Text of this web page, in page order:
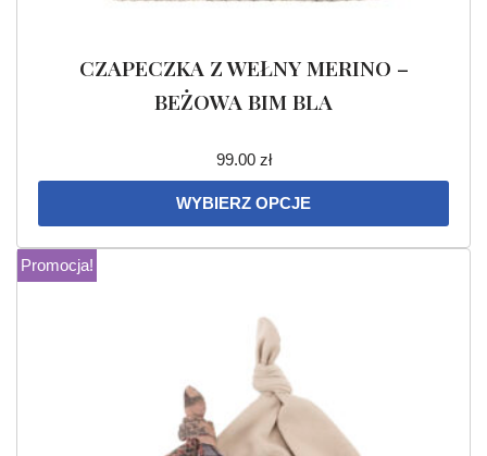
CZAPECZKA Z WEŁNY MERINO –
BEŻOWA BIM BLA
99.00 zł
WYBIERZ OPCJE
Promocja!